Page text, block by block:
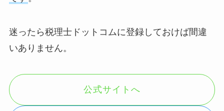
迷ったら税理士ドットコムに登録しておけば間違
いありません。
公式サイトへ